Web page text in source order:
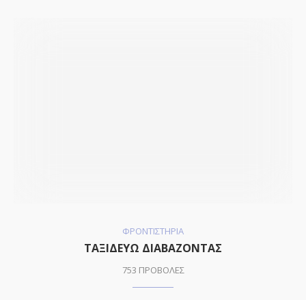
ΦΡΟΝΤΙΣΤΗΡΙΑ
ΤΑΞΙΔΕΥΩ ΔΙΑΒΑΖΟΝΤΑΣ
753 ΠΡΟΒΟΛΕΣ